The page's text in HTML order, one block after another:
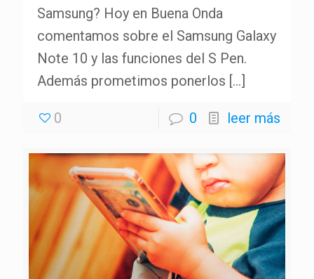
Samsung? Hoy en Buena Onda
comentamos sobre el Samsung Galaxy
Note 10 y las funciones del S Pen.
Además prometimos ponerlos […]
0 0 leer más